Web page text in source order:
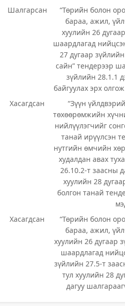
Шалгарсан
“Төрийн болон
бараа, ажил,
хуулийн 26
шаардлагад
27 дугаар
сайн” тендерээр
зүйлийн 28.1.1
байгуулах эрх
Хасагдсан
“Зүүн
төхөөрөмжийн
нийлүүлэгчийг
танай ирүүлсэн
нутгийн өмчийн
худалдан авах
26.10.2-т заасны
хуулийн 28
болгон танай
Хасагдсан
“Төрийн болон
бараа, ажил,
хуулийн 26 дугаар
шаардлагад
зүйлийн 27.5-т
тул хуулийн 28
дагуу